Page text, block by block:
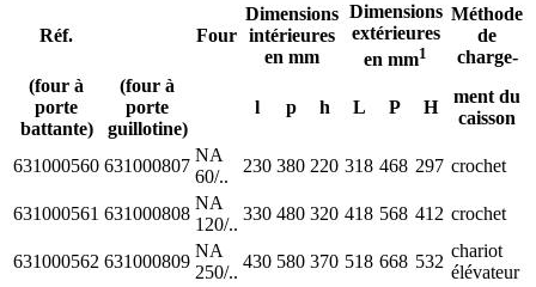
Réf. Four
Dimensions
intérieures
en mm
Dimensions
extérieures
en mm1
Méthode
de
charge-
(four à
porte
battante)
(four à
porte
guillotine)
l p h L P H
ment du
caisson
631000560 631000807
NA
60/..
230 380 220 318 468 297 crochet
631000561 631000808
NA
120/..
330 480 320 418 568 412 crochet
631000562 631000809
NA
250/..
430 580 370 518 668 532
chariot
élévateur